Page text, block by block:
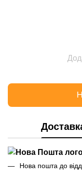
Нова пошта до